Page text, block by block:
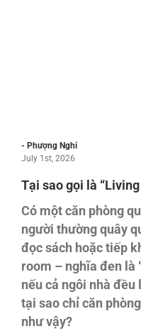
- Phượng Nghi
July 1st, 2026
Tại sao gọi là “Living
Có một căn phòng
người thường quây
đọc sách hoặc tiếp
room – nghĩa đen là
nếu cả ngôi nhà
tại sao chỉ căn
như vậy?